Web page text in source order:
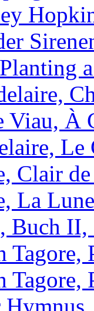
Viau, À
Clair
La
Buch II,
Tagore,
Tagore,